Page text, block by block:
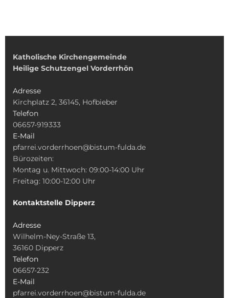
Katholische Kirchengemeinde
Heilige Schutzengel Vorderrhön
Adresse
Kirchplatz 2, 36145, Hofbieber
Telefon
06657-919333
E-Mail
pfarrei.vorderrhoen@bistum-fulda.de
Bürozeiten:
Montag u. Mittwoch: 09:00-14:00 Uhr
Freitag: 10:00-12:00 Uhr
Kontaktstelle Dipperz
Adresse
Wilhelm-Ney-Straße 13,
36160 Dipperz
Telefon
06657-232
E-Mail
pfarrei.vorderrhoen@bistum-fulda.de